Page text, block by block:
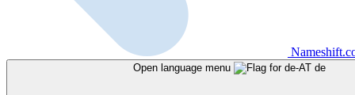
Open language menu de